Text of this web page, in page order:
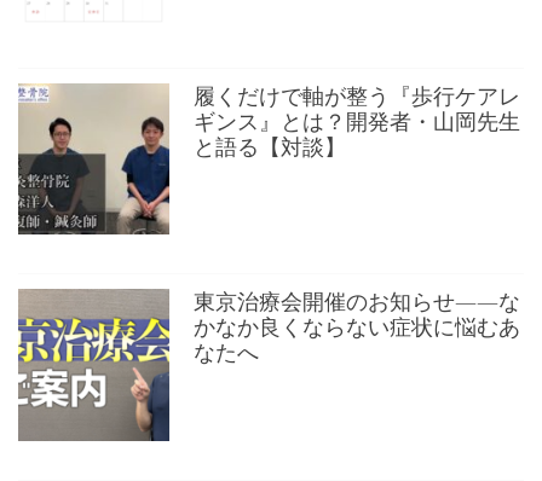
履くだけで軸が整う『歩行ケアレ
ギンス』とは？開発者・山岡先生
と語る【対談】
東京治療会開催のお知らせ——な
かなか良くならない症状に悩むあ
なたへ